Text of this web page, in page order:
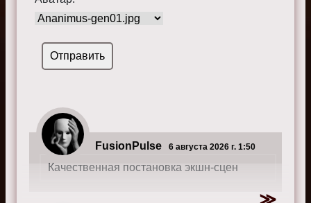
FusionPulse 6 августа 2026 г. 1:50
Качественная постановка экшн-сцен